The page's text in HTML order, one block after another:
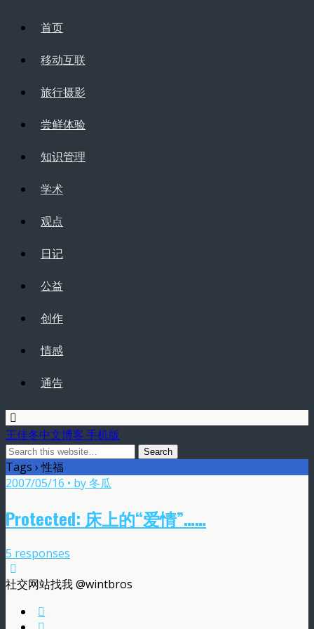
首页
移动互联
旅行摄影
尝鲜体验
知识管理
学术
观点
日记
公益
创作
情感
通告
王佳冬中文博客 手机版
Tags › 性福
2007/05/16 • by 冬瓜
Protected: 床上的“爱情”……
5 responses
社交网站找我 @wintbros